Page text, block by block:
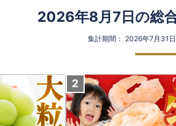
2026年8月7日の総
集計期間： 2026年7月31